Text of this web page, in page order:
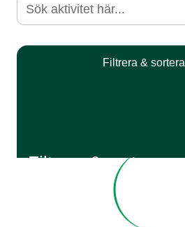
Filtrera & sortera
Filtrera & sortera